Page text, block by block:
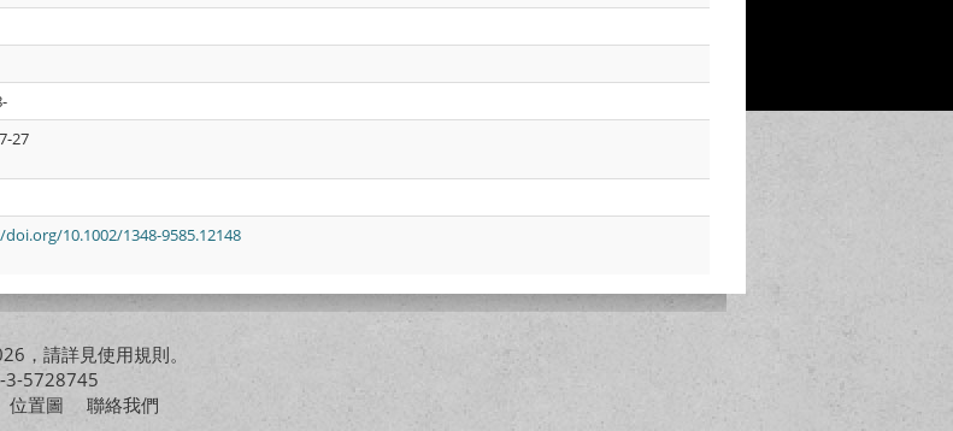
27
10.1002/1348-9585.12148
，請詳見使用規則。
5728745
位置圖
聯絡我們